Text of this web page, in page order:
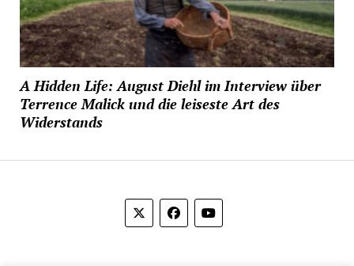
A Hidden Life: August Diehl im Interview über
Terrence Malick und die leiseste Art des
Widerstands